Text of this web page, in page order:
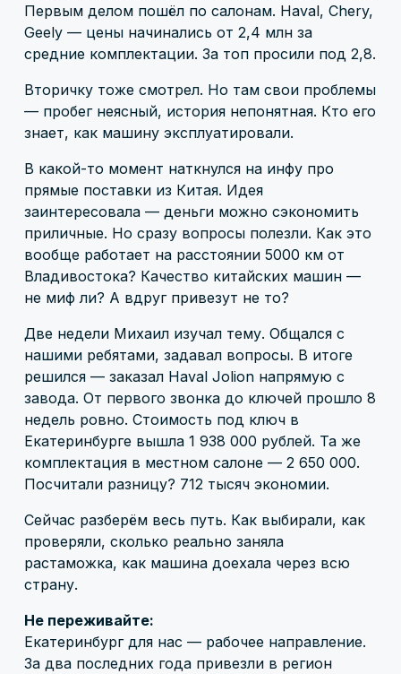
Первым делом пошёл по салонам. Haval, Chery,
Geely — цены начинались от 2,4 млн за
средние комплектации. За топ просили под 2,8.
Вторичку тоже смотрел. Но там свои проблемы
— пробег неясный, история непонятная. Кто его
знает, как машину эксплуатировали.
В какой-то момент наткнулся на инфу про
прямые поставки из Китая. Идея
заинтересовала — деньги можно сэкономить
приличные. Но сразу вопросы полезли. Как это
вообще работает на расстоянии 5000 км от
Владивостока? Качество китайских машин —
не миф ли? А вдруг привезут не то?
Две недели Михаил изучал тему. Общался с
нашими ребятами, задавал вопросы. В итоге
решился — заказал Haval Jolion напрямую с
завода. От первого звонка до ключей прошло 8
недель ровно. Стоимость под ключ в
Екатеринбурге вышла 1 938 000 рублей. Та же
комплектация в местном салоне — 2 650 000.
Посчитали разницу? 712 тысяч экономии.
Сейчас разберём весь путь. Как выбирали, как
проверяли, сколько реально заняла
растаможка, как машина доехала через всю
страну.
Не переживайте:
Екатеринбург для нас — рабочее направление.
За два последних года привезли в регион